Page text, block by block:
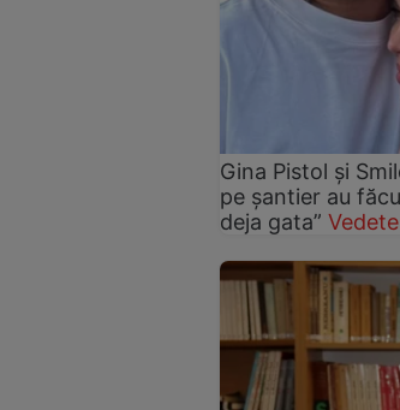
Gina Pistol și
pe șantier au
deja gata”